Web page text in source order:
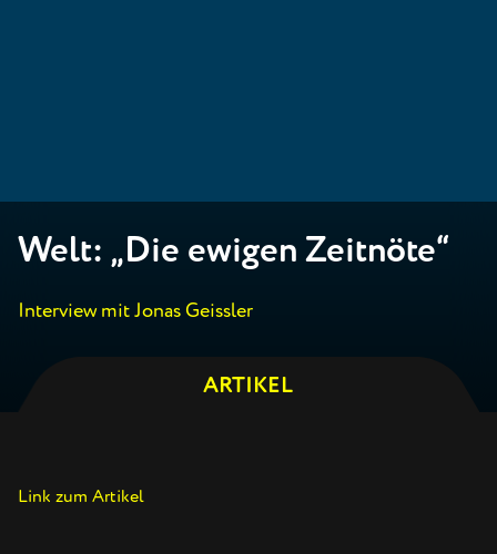
Welt: „Die ewigen Zeitnöte“
Interview mit Jonas Geissler
ARTIKEL
Link zum Artikel